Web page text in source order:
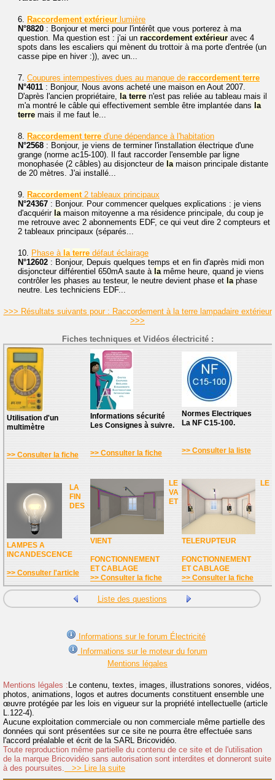
6. Raccordement extérieur lumière
N°8820 : Bonjour et merci pour l'intérêt que vous porterez à ma
question. Ma question est : j'ai un raccordement extérieur avec 4
spots dans les escaliers qui mènent du trottoir à ma porte d'entrée (un
casse pipe en hiver :)), avec un...
7. Coupures intempestives dues au manque de raccordement terre
N°4011 : Bonjour, Nous avons acheté une maison en Aout 2007.
D'après l'ancien propriétaire, la terre n'est pas reliée au tableau mais il
m'a montré le câble qui effectivement semble être implantée dans la
terre mais il me faut le...
8. Raccordement terre d'une dépendance à l'habitation
N°2568 : Bonjour, je viens de terminer l'installation électrique d'une
grange (norme ac15-100). Il faut raccorder l'ensemble par ligne
monophasée (2 câbles) au disjoncteur de la maison principale distante
de 20 mètres. J'ai installé...
9. Raccordement 2 tableaux principaux
N°24367 : Bonjour. Pour commencer quelques explications : je viens
d'acquérir la maison mitoyenne a ma résidence principale, du coup je
me retrouve avec 2 abonnements EDF, ce qui veut dire 2 compteurs et
2 tableaux principaux (séparés...
10. Phase à la terre défaut éclairage
N°12602 : Bonjour, Depuis quelques temps et en fin d'après midi mon
disjoncteur différentiel 650mA saute à la même heure, quand je viens
contrôler les phases au testeur, le neutre devient phase et la phase
neutre. Les techniciens EDF...
>>> Résultats suivants pour : Raccordement à la terre lampadaire extérieur
>>>
Fiches techniques et Vidéos électricité :
Utilisation d'un
multimètre
>> Consulter la fiche
Informations sécurité
Les Consignes à suivre.
>> Consulter la fiche
Normes Electriques
La NF C15-100.
>> Consulter la liste
LA
FIN
DES
LAMPES A
INCANDESCENCE
>> Consulter l'article
LE
VA
ET
VIENT
FONCTIONNEMENT
ET CABLAGE
>> Consulter la fiche
LE
TELERUPTEUR
FONCTIONNEMENT
ET CABLAGE
>> Consulter la fiche
Liste des questions
Informations sur le forum Électricité
Informations sur le moteur du forum
Mentions légales
Mentions légales :Le contenu, textes, images, illustrations sonores, vidéos,
photos, animations, logos et autres documents constituent ensemble une
œuvre protégée par les lois en vigueur sur la propriété intellectuelle (article
L.122-4).
Aucune exploitation commerciale ou non commerciale même partielle des
données qui sont présentées sur ce site ne pourra être effectuée sans
l'accord préalable et écrit de la SARL Bricovidéo.
Toute reproduction même partielle du contenu de ce site et de l'utilisation
de la marque Bricovidéo sans autorisation sont interdites et donneront suite
à des poursuites.
>> Lire la suite